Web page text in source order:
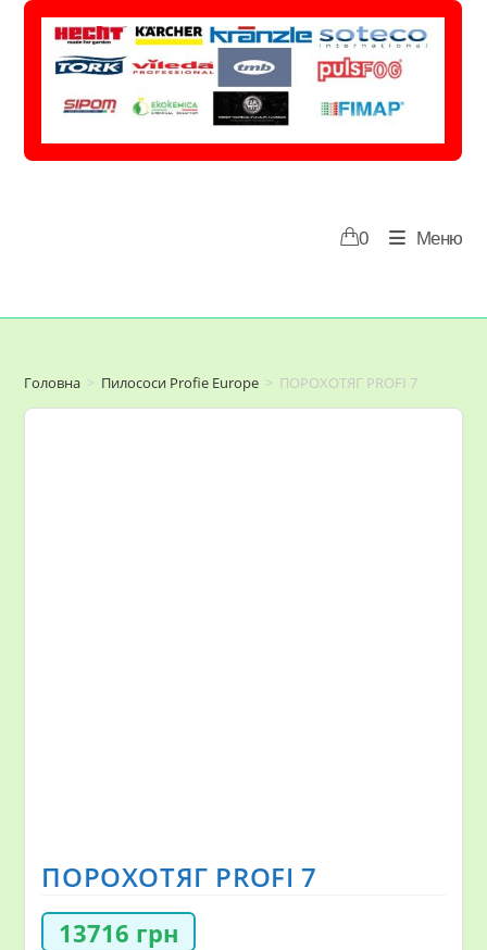
Перейти
0 Меню
Головна > Пилососи Profie Europe > ПОРОХОТЯГ PROFI 7
ПОРОХОТЯГ PROFI 7
13716 грн